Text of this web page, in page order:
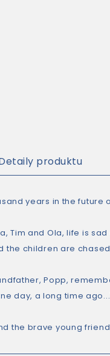
produktu
years in the future
Tim and Ola, life is
the children are
Popp,
day, a long time
the brave young